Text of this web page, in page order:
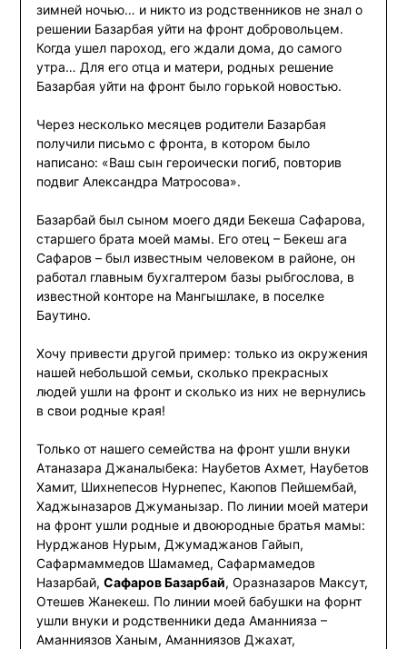
зимней ночью… и никто из родственников не знал о
решении Базарбая уйти на фронт добровольцем.
Когда ушел пароход, его ждали дома, до самого
утра… Для его отца и матери, родных решение
Базарбая уйти на фронт было горькой новостью.
Через несколько месяцев родители Базарбая
получили письмо с фронта, в котором было
написано: «Ваш сын героически погиб, повторив
подвиг Александра Матросова».
Базарбай был сыном моего дяди Бекеша Сафарова,
старшего брата моей мамы. Его отец – Бекеш ага
Сафаров – был известным человеком в районе, он
работал главным бухгалтером базы рыбгослова, в
известной конторе на Мангышлаке, в поселке
Баутино.
Хочу привести другой пример: только из окружения
нашей небольшой семьи, сколько прекрасных
людей ушли на фронт и сколько из них не вернулись
в свои родные края!
Только от нашего семейства на фронт ушли внуки
Атаназара Джаналыбека: Наубетов Ахмет, Наубетов
Хамит, Шихнепесов Нурнепес, Каюпов Пейшембай,
Хаджыназаров Джуманызар. По линии моей матери
на фронт ушли родные и двоюродные братья мамы:
Нурджанов Нурым, Джумаджанов Гайып,
Сафармаммедов Шамамед, Сафармамедов
Назарбай, Сафаров Базарбай, Оразназаров Максут,
Отешев Жанекеш. По линии моей бабушки на форнт
ушли внуки и родственники деда Аманнияза –
Аманниязов Ханым, Аманниязов Джахат,